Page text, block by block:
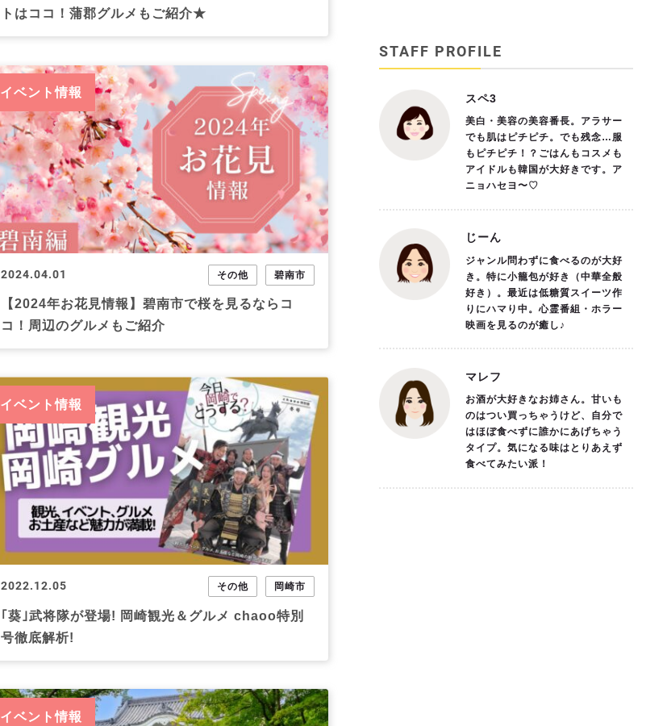
トはココ！蒲郡グルメもご紹介★
イベント情報
2024.04.01 その他 碧南市
【2024年お花見情報】碧南市で桜を見るならコ
コ！周辺のグルメもご紹介
イベント情報
2022.12.05 その他 岡崎市
｢葵｣武将隊が登場! 岡崎観光＆グルメ chaoo特別
号徹底解析!
イベント情報
STAFF PROFILE
スペ3
美白・美容の美容番長。アラサー
でも肌はピチピチ。でも残念…服
もピチピチ！？ごはんもコスメも
アイドルも韓国が大好きです。ア
ニョハセヨ〜♡
じーん
ジャンル問わずに食べるのが大好
き。特に小籠包が好き（中華全般
好き）。最近は低糖質スイーツ作
りにハマり中。心霊番組・ホラー
映画を見るのが癒し♪
マレフ
お酒が大好きなお姉さん。甘いも
のはつい買っちゃうけど、自分で
はほぼ食べずに誰かにあげちゃう
タイプ。気になる味はとりあえず
食べてみたい派！